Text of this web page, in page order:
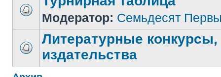
Модератор: Семьдесят
Литературные
издательства